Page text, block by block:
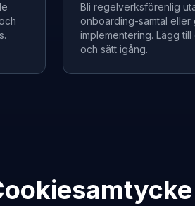
Bli regelverksförenlig
onboarding-samtal eller
implementering. Lägg till
och sätt igång.